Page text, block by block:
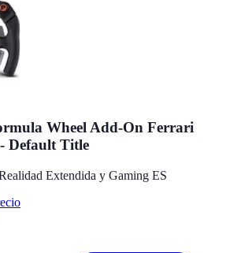
Wheel Add-On Ferrari
Default Title
Extendida y Gaming ES